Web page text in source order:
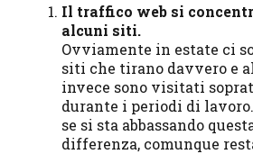
Il traffico web si
alcuni siti.
Ovviamente in estate ci
siti che tirano davvero e
invece sono visitati
durante i periodi di
se si sta abbassando
differenza, comunque